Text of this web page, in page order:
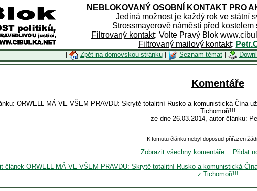
NEBLOKOVANÝ OSOBNÍ KONTAKT PRO
Jediná možnost je každý rok ve státní
Strossmayerově náměstí před
Filtrovaný kontakt: Volte Pravý Blok
Filtrovaný mailový kontakt:
Zpět na domovskou stránku| Seznam témat|
Komentáře
ORWELL MÁ VE VŠEM PRAVDU: Skrytě totalitní Rusko a komunistická Čína
Tichomoří!!!
ze dne 26.03.2014, autor článku:
K tomutu článku nebyl doposud přiřazen
Zobrazit všechny komentáře
Přidat
článek ORWELL MÁ VE VŠEM PRAVDU: Skrytě totalitní Rusko a komunistická
z Tichomoří!!!